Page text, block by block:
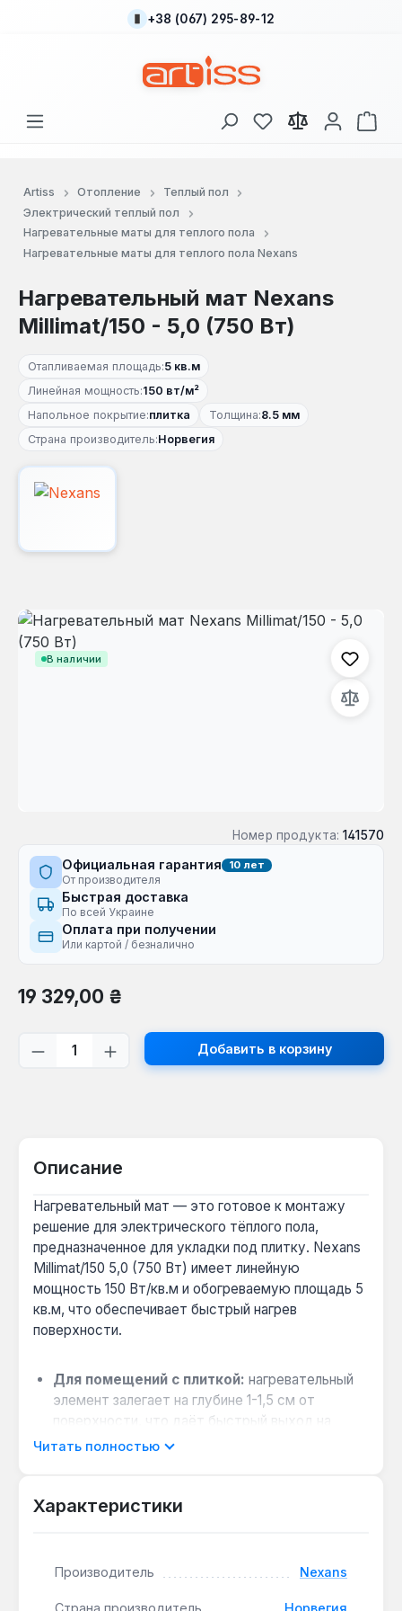
Перейти к основному содержанию
+38 (067) 295-89-12
У вас есть товары
В
Artiss Отопление
Теплый пол
Электрический теплый пол
Нагревательные маты для теплого пола
Нагревательные маты для теплого пола Nexans
Нагревательный мат Nexans
Millimat/150 - 5,0 (750 Вт)
Отапливаемая площадь:5 кв.м
Линейная мощность:150 вт/м²
Напольное покрытие:плитка Толщина:8.5 мм
Страна производитель:Норвегия
В наличии
Пропустить галерею изображений
Номер продукта: 141570
Официальная гарантия 10 лет
От производителя
Быстрая доставка
По всей Украине
Оплата при получении
Или картой / безналично
Обычная цена:
19 329,00 ₴
Количество продукта: введите
Добавить в корзину
Описание
Нагревательный мат — это готовое к монтажу
решение для электрического тёплого пола,
предназначенное для укладки под плитку. Nexans
Millimat/150 5,0 (750 Вт) имеет линейную
мощность 150 Вт/кв.м и обогреваемую площадь 5
кв.м, что обеспечивает быстрый нагрев
поверхности.
Для помещений с плиткой: нагревательный
элемент залегает на глубине 1-1,5 см от
поверхности, что даёт быстрый выход на
режим 65 °C — подходит для ванных и кухонь.
терморегулятором позволяет задавать
Монтаж без поднятия пола: мат толщиной
Читать полностью
Характеристики
Производитель Nexans
Страна производитель Норвегия